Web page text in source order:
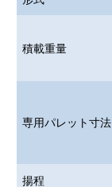
積載重量
専用パレット寸法
揚程